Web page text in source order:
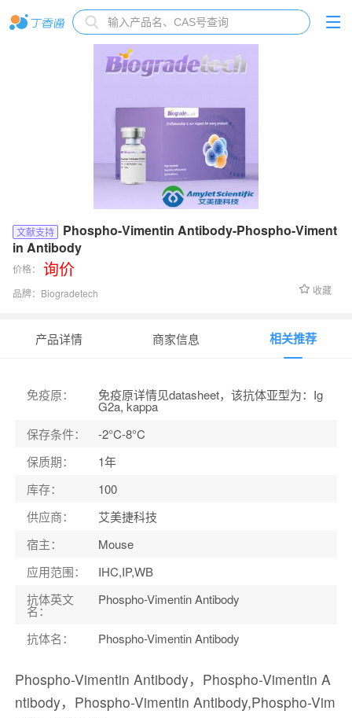
文献支持
Phospho-Vimentin Antibody-Phospho-Viment
in Antibody
价格： 询价
品牌： Biogradetech 收藏
产品详情 商家信息 相关推荐
免疫原： 免疫原详情见datasheet，该抗体亚型为：Ig
G2a, kappa
保存条件：
-2°C-8°C
保质期：
1年
库存：
100
供应商：
艾美捷科技
宿主：
Mouse
应用范围：
IHC,IP,WB
抗体英文
名：
Phospho-Vimentin Antibody
抗体名： Phospho-Vimentin Antibody
Phospho-Vimentin Antibody，Phospho-Vimentin A
ntibody，Phospho-Vimentin Antibody,Phospho-Vim